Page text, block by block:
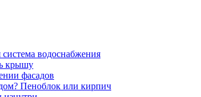
водоснабжения
крышу
фасадов
Пеноблок или кирпич